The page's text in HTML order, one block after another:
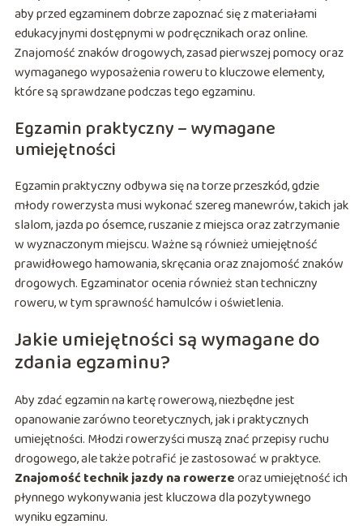
aby przed egzaminem dobrze zapoznać się z materiałami
edukacyjnymi dostępnymi w podręcznikach oraz online.
Znajomość znaków drogowych, zasad pierwszej pomocy oraz
wymaganego wyposażenia roweru to kluczowe elementy,
które są sprawdzane podczas tego egzaminu.
Egzamin praktyczny – wymagane
umiejętności
Egzamin praktyczny odbywa się na torze przeszkód, gdzie
młody rowerzysta musi wykonać szereg manewrów, takich jak
slalom, jazda po ósemce, ruszanie z miejsca oraz zatrzymanie
w wyznaczonym miejscu. Ważne są również umiejętność
prawidłowego hamowania, skręcania oraz znajomość znaków
drogowych. Egzaminator ocenia również stan techniczny
roweru, w tym sprawność hamulców i oświetlenia.
Jakie umiejętności są wymagane do
zdania egzaminu?
Aby zdać egzamin na kartę rowerową, niezbędne jest
opanowanie zarówno teoretycznych, jak i praktycznych
umiejętności. Młodzi rowerzyści muszą znać przepisy ruchu
drogowego, ale także potrafić je zastosować w praktyce.
Znajomość technik jazdy na rowerzeoraz umiejętność ich
płynnego wykonywania jest kluczowa dla pozytywnego
wyniku egzaminu.